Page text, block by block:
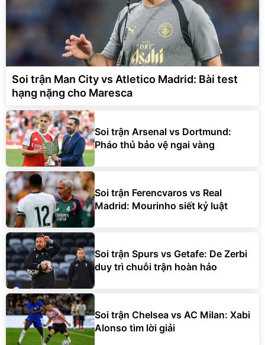
Soi trận Man City vs Atletico Madrid: Bài test
hạng nặng cho Maresca
Soi trận Arsenal vs Dortmund:
Pháo thủ bảo vệ ngai vàng
Soi trận Ferencvaros vs Real
Madrid: Mourinho siết kỷ luật
Soi trận Spurs vs Getafe: De Zerbi
duy trì chuỗi trận hoàn hảo
Soi trận Chelsea vs AC Milan: Xabi
Alonso tìm lời giải